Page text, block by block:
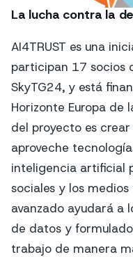
La lucha contra la
AI4TRUST es una
participan 17 socios
SkyTG24, y está
Horizonte Europa de
del proyecto es
aproveche
inteligencia artificial
sociales y los
avanzado ayudará a
de datos y
trabajo de manera